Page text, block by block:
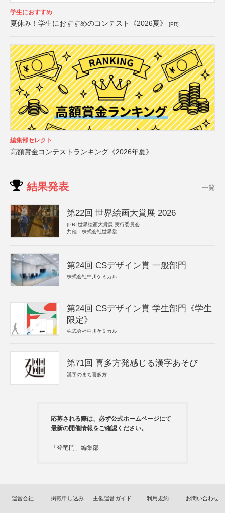
学生におすすめ
夏休み！学生におすすめのコンテスト《2026夏》 [PR]
編集部セレクト
高額賞金コンテストランキング《2026年夏》
結果発表 一覧
第22回 世界絵画大賞展 2026
[PR] 世界絵画大賞展 実行委員会
共催：株式会社世界堂
第24回 CSデザイン賞 一般部門
株式会社中川ケミカル
第24回 CSデザイン賞 学生部門《学生
限定》
株式会社中川ケミカル
第71回 喜多方発感じる漢字あそび
漢字のまち喜多方
応募される際は、必ず公式ホームページにて
最新の開催情報をご確認ください。
「登竜門」編集部
運営会社 掲載申し込み 主催運営ガイド 利用規約 お問い合わせ